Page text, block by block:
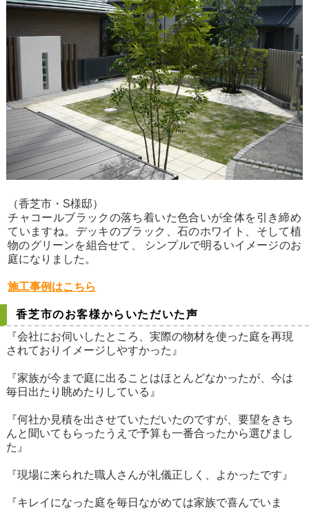
（香芝市・S様邸）
チャコールブラックの落ち着いた色合いが全体を引き締め
ていますね。デッキのブラック、石のホワイト、そして植
物のグリーンを組合せて、 シンプルで明るいイメージのお
庭になりました。
施工事例はこちら
香芝市のお客様からいただいた声
『会社にお伺いしたところ、実際の物材を使った庭を再現
されておりイメージしやすかった』
『家族が今まで庭に出ることはほとんどなかったが、今は
毎日出たり眺めたりしている』
『何社か見積を出させていただいたのですが、要望をきち
んと聞いてもらったうえで予算も一番合ったから選びまし
た』
『現場に来られた職人さんが礼儀正しく、よかったです』
『キレイになった庭を毎日ながめては家族で喜んでいま